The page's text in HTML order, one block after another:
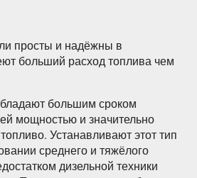
просты и надёжны в
больший расход топлива чем
большим сроком
мощностью и значительно
Устанавливают этот тип
среднего и тяжёлого
дизельной техники